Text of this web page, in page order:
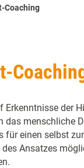
Coaching
der
das menschliche
für einen selbst
Ansatzes